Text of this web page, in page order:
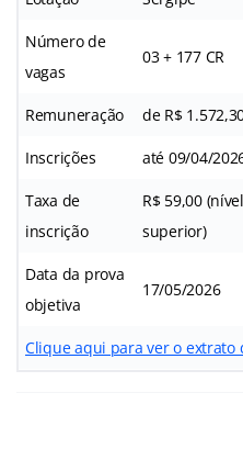
Número de
vagas
03 + 177 CR
Remuneração de R$
Inscrições até 09/04/
Taxa de
inscrição
R$ 59,00
superior)
Data da prova
objetiva
17/05/2026
Clique aqui para ver o extrato